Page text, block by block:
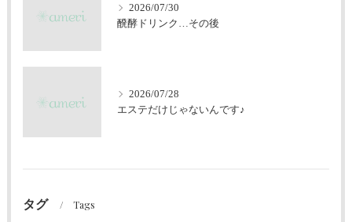
2026/07/30
醗酵ドリンク…その後
2026/07/28
エステだけじゃないんです♪
タグ Tags